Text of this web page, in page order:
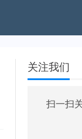
关注我们
扫一扫